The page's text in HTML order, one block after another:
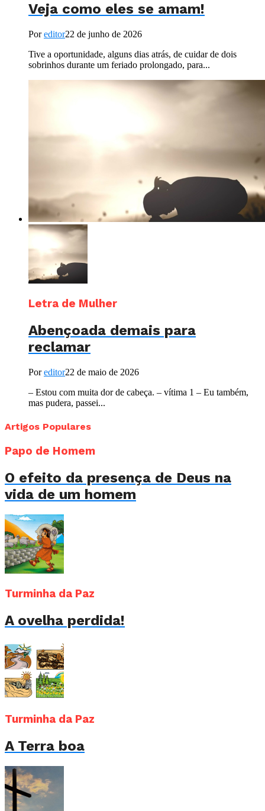
Veja como eles se amam!
Poreditor22 de junho de 2026
Tive a oportunidade, alguns dias atrás, de cuidar de dois
sobrinhos durante um feriado prolongado, para...
Letra de Mulher
Abençoada demais para
reclamar
Poreditor22 de maio de 2026
– Estou com muita dor de cabeça. – vítima 1 – Eu também,
mas pudera, passei...
Artigos Populares
Papo de Homem
O efeito da presença de Deus na
vida de um homem
Turminha da Paz
A ovelha perdida!
Turminha da Paz
A Terra boa